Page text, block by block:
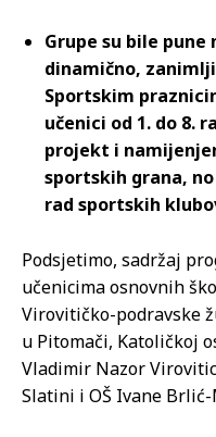
Grupe su bile
dinamično,
Sportskim
učenici od 1. do 8.
projekt i
sportskih grana,
rad sportskih
Podsjetimo, sadržaj
učenicima osnovnih
Virovitičko-podravske
u Pitomači, Katoličkoj
Vladimir Nazor
Slatini i OŠ Ivane